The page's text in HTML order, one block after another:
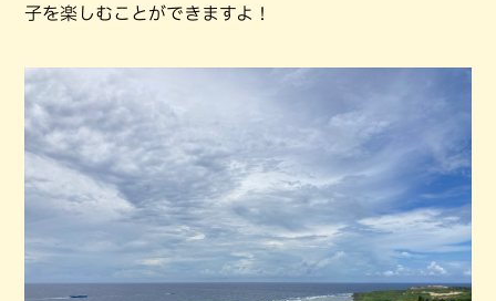
子を楽しむことができますよ！